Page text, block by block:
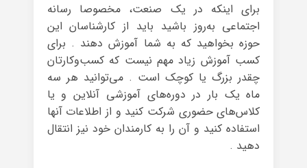
برای اینکه در یک صنعت، مخصوصا رسانه‌
اجتماعی به‌روز باشید باید از کارشناسان این
حوزه بخواهید که به شما آموزش دهند . برای
کسب آموزش زیاد مهم نیست که کسب‌وکارتان
چقدر بزرگ یا کوچک است . می‌توانید هر سه
ماه یک بار در دوره‌های آموزشی آنلاین و یا
کلاس‌های حضوری شرکت کنید و از اطلاعات آنها
استفاده کنید و آن را به کارمندان خود نیز انتقال
دهید .